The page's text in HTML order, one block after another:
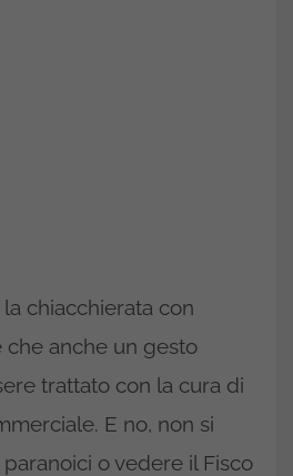
chiacchierata con
che anche un gesto
trattato con la cura di
E no, non si
o vedere il Fisco